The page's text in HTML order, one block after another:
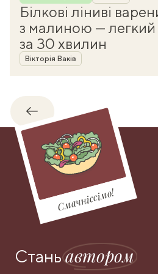
Білкові ліниві
з малиною — легкий
за 30 хвилин
Автор
Вікторія Ваків
Назад
Смачніссімо!
Станьавтором